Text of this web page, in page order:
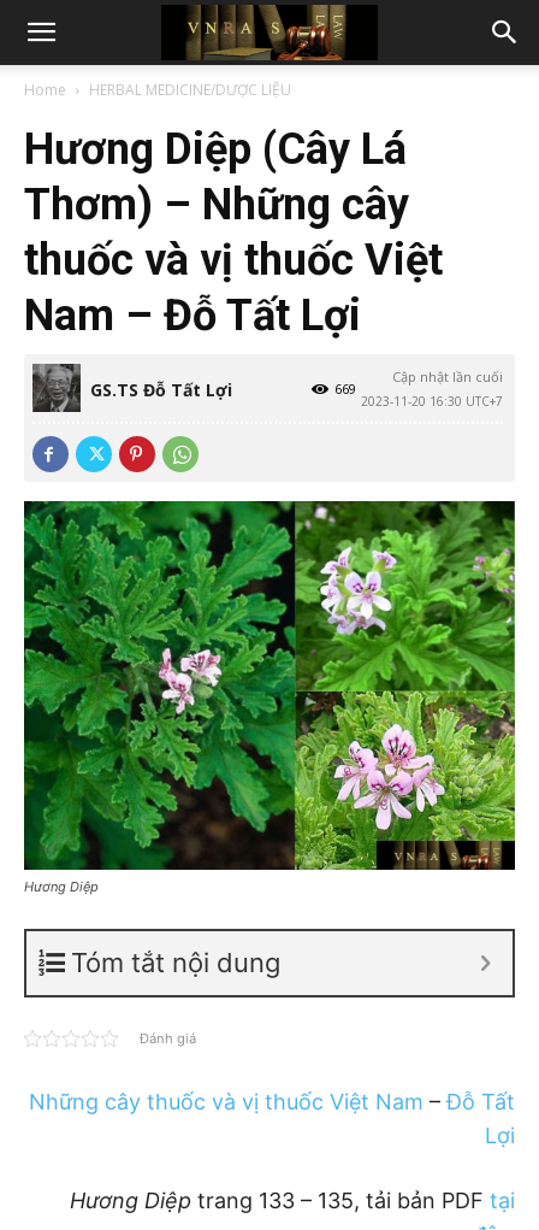
Home HERBAL MEDICINE/DƯỢC LIỆU
Hương Diệp (Cây Lá
Thơm) – Những cây
thuốc và vị thuốc Việt
Nam – Đỗ Tất Lợi
GS.TS Đỗ Tất Lợi
Cập nhật lần cuối
2023-11-20 16:30 UTC+7
669
Hương Diệp
Tóm tắt nội dung
Đánh giá
Những cây thuốc và vị thuốc Việt Nam –Đỗ Tất
Lợi
Hương Diệp trang 133 – 135, tải bản PDF tại